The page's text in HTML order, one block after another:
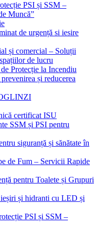
PSI și SSM –
Muncă”
de urgență si iesire
și comercial – Soluții
de lucru
Protecție la Incendiu
și reducerea
certificat ISU
SSM și PSI pentru
siguranță și sănătate în
de Fum – Servicii Rapide
pentru Toalete și Grupuri
și hidranti cu LED și
PSI și SSM –